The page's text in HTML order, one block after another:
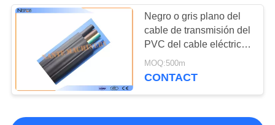
Sistema de la
cadena de energía
Negro o gris plano del
cable de transmisión del
PVC del cable eléctrico
del filamento plano
mezclado del cobre
MOQ:500m
CONTACT